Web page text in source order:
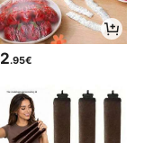
2.95€